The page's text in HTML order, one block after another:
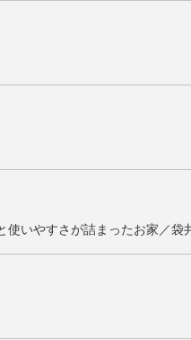
使いやすさが詰まったお家／袋